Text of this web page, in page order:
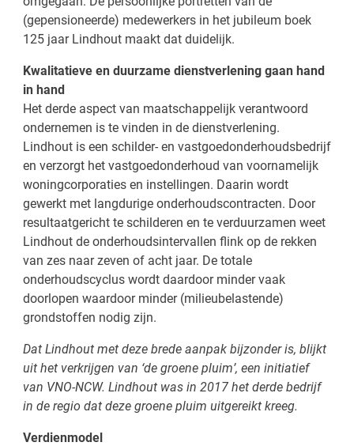
(gepensioneerde) medewerkers in het jubileum boek
125 jaar Lindhout maakt dat duidelijk.
Kwalitatieve en duurzame dienstverlening gaan hand
in hand
Het derde aspect van maatschappelijk verantwoord
ondernemen is te vinden in de dienstverlening.
Lindhout is een schilder- en vastgoedonderhoudsbedrijf
en verzorgt het vastgoedonderhoud van voornamelijk
woningcorporaties en instellingen. Daarin wordt
gewerkt met langdurige onderhoudscontracten. Door
resultaatgericht te schilderen en te verduurzamen weet
Lindhout de onderhoudsintervallen flink op de rekken
van zes naar zeven of acht jaar. De totale
onderhoudscyclus wordt daardoor minder vaak
doorlopen waardoor minder (milieubelastende)
grondstoffen nodig zijn.
Dat Lindhout met deze brede aanpak bijzonder is, blijkt
uit het verkrijgen van ‘de groene pluim’, een initiatief
van VNO-NCW. Lindhout was in 2017 het derde bedrijf
in de regio dat deze groene pluim uitgereikt kreeg.
Verdienmodel